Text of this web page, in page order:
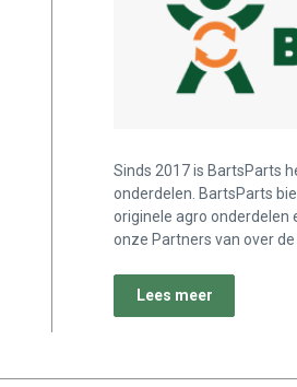
Sinds 2017 is BartsParts
onderdelen. BartsParts
originele agro onderdelen
onze Partners van over
Lees meer